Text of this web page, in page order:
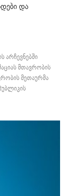
და
მთავრობის
მეთაურმა